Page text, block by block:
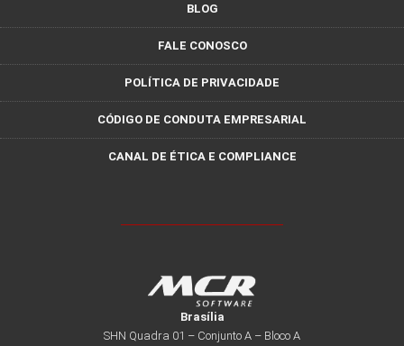
BLOG
FALE CONOSCO
POLÍTICA DE PRIVACIDADE
CÓDIGO DE CONDUTA EMPRESARIAL
CANAL DE ÉTICA E COMPLIANCE
Brasília
SHN Quadra 01 – Conjunto A – Bloco A